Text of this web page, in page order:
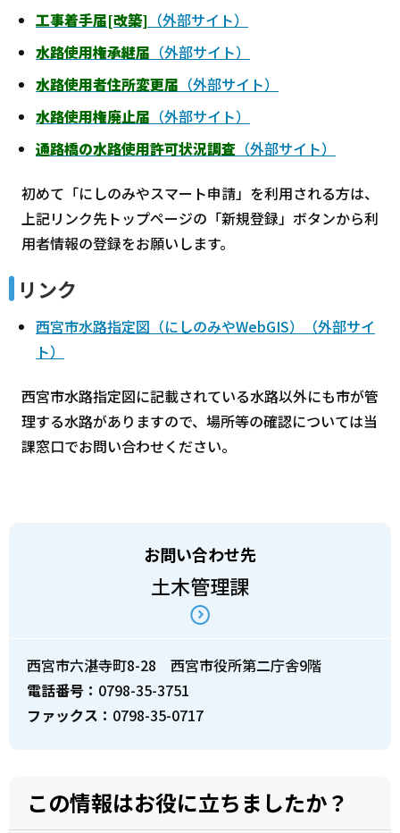
工事着手届[改築] （外部サイト）
水路使用権承継届 （外部サイト）
水路使用者住所変更届 （外部サイト）
水路使用権廃止届 （外部サイト）
通路橋の水路使用許可状況調査 （外部サイト）
初めて「にしのみやスマート申請」を利用される方は、
上記リンク先トップページの「新規登録」ボタンから利
用者情報の登録をお願いします。
リンク
西宮市水路指定図（にしのみやWebGIS）（外部サイ
ト）
西宮市水路指定図に記載されている水路以外にも市が管
理する水路がありますので、場所等の確認については当
課窓口でお問い合わせください。
お問い合わせ先
土木管理課
西宮市六湛寺町8-28 西宮市役所第二庁舎9階
電話番号： 0798-35-3751
ファックス： 0798-35-0717
この情報はお役に立ちましたか？